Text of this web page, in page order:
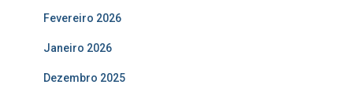
Fevereiro 2026
Janeiro 2026
Dezembro 2025